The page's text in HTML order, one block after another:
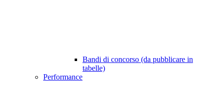
Bandi di concorso (da pubblicare in
tabelle)
Performance